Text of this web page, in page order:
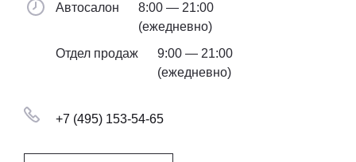
Автосалон
8:00 — 21:00
(ежедневно)
Отдел продаж
9:00 — 21:00
(ежедневно)
+7 (495) 153-54-65